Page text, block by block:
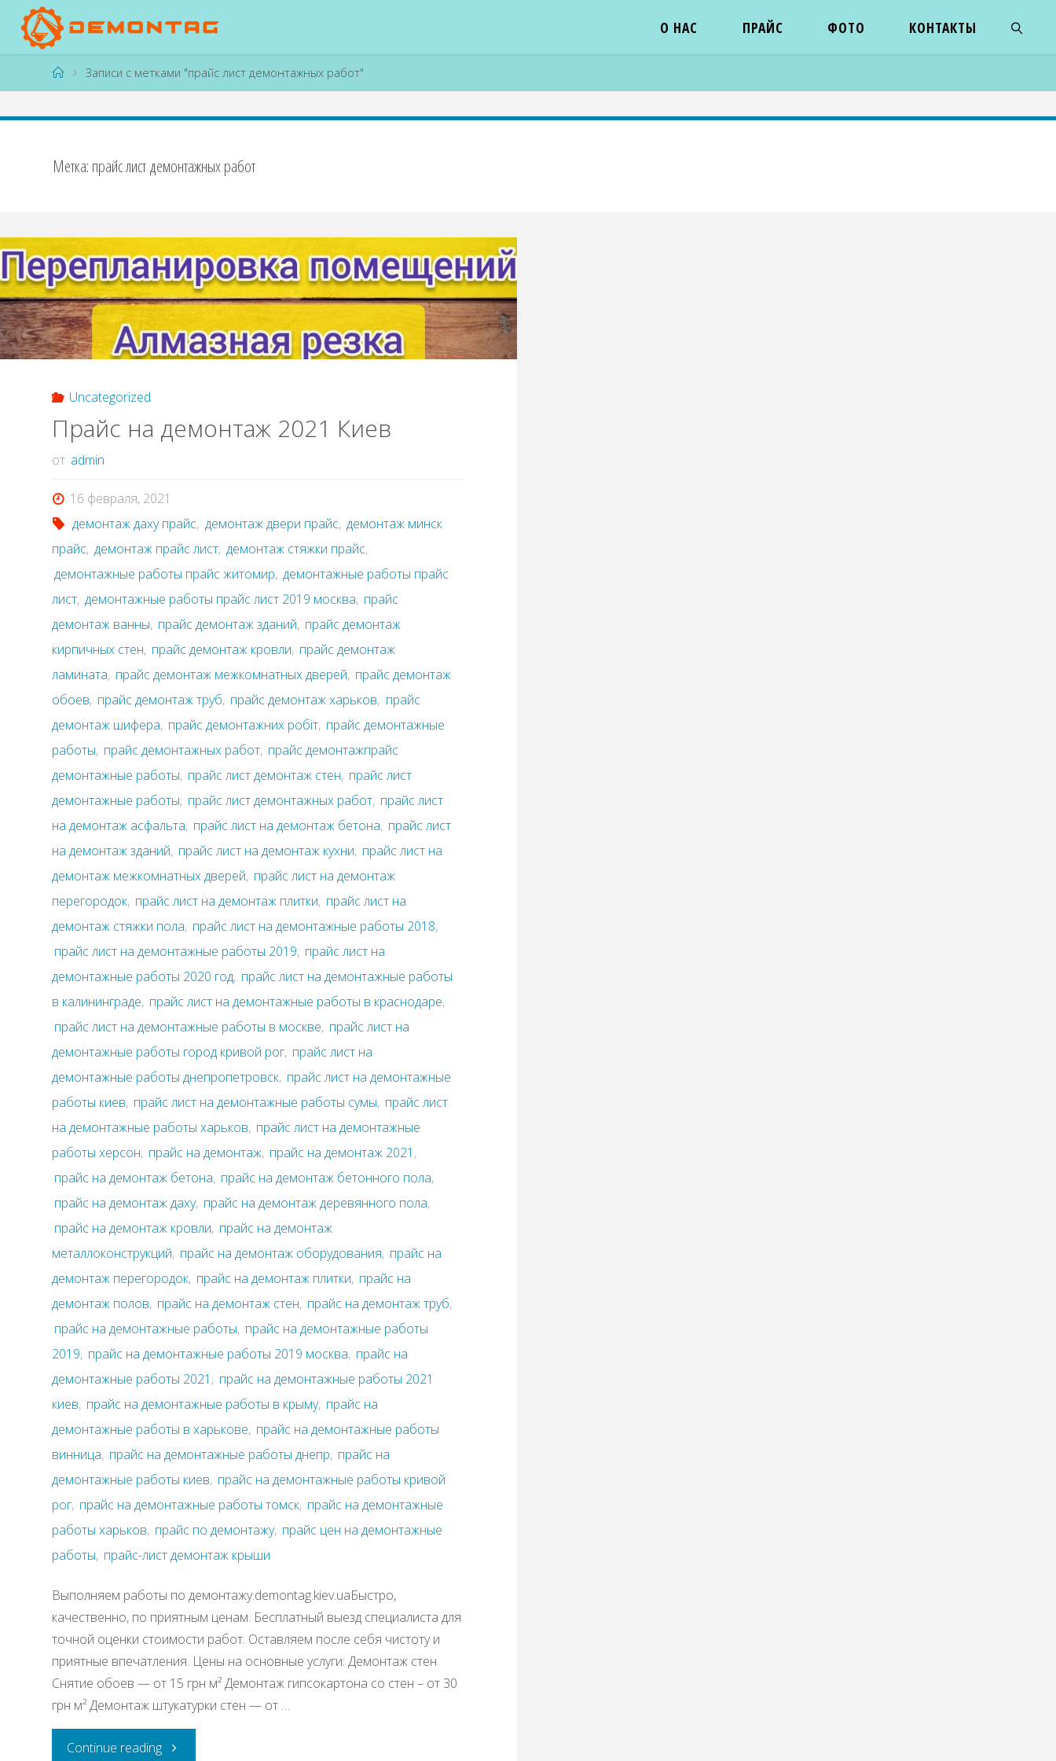
Перейти
содержимому
О НАС ПРАЙС ФОТО КОНТАКТЫ
ГлавнаяЗаписи с метками "прайс лист демонтажных работ"
Метка: прайс лист демонтажных работ
Uncategorized
Прайс на демонтаж 2021 Киев
от admin
16 февраля, 2021
демонтаж даху прайс, демонтаж двери прайс, демонтаж минск
прайс, демонтаж прайс лист, демонтаж стяжки прайс,
демонтажные работы прайс житомир, демонтажные работы прайс
лист, демонтажные работы прайс лист 2019 москва, прайс
демонтаж ванны, прайс демонтаж зданий, прайс демонтаж
кирпичных стен, прайс демонтаж кровли, прайс демонтаж
ламината, прайс демонтаж межкомнатных дверей, прайс демонтаж
обоев, прайс демонтаж труб, прайс демонтаж харьков, прайс
демонтаж шифера, прайс демонтажних робіт, прайс демонтажные
работы, прайс демонтажных работ, прайс демонтажпрайс
демонтажные работы, прайс лист демонтаж стен, прайс лист
демонтажные работы, прайс лист демонтажных работ, прайс лист
на демонтаж асфальта, прайс лист на демонтаж бетона, прайс лист
на демонтаж зданий, прайс лист на демонтаж кухни, прайс лист на
демонтаж межкомнатных дверей, прайс лист на демонтаж
перегородок, прайс лист на демонтаж плитки, прайс лист на
демонтаж стяжки пола, прайс лист на демонтажные работы 2018,
прайс лист на демонтажные работы 2019, прайс лист на
демонтажные работы 2020 год, прайс лист на демонтажные работы
в калининграде, прайс лист на демонтажные работы в краснодаре,
прайс лист на демонтажные работы в москве, прайс лист на
демонтажные работы город кривой рог, прайс лист на
демонтажные работы днепропетровск, прайс лист на демонтажные
работы киев, прайс лист на демонтажные работы сумы, прайс лист
на демонтажные работы харьков, прайс лист на демонтажные
работы херсон, прайс на демонтаж, прайс на демонтаж 2021 ,
прайс на демонтаж бетона, прайс на демонтаж бетонного пола,
прайс на демонтаж даху, прайс на демонтаж деревянного пола,
прайс на демонтаж кровли, прайс на демонтаж
металлоконструкций, прайс на демонтаж оборудования, прайс на
демонтаж перегородок, прайс на демонтаж плитки, прайс на
демонтаж полов, прайс на демонтаж стен, прайс на демонтаж труб,
прайс на демонтажные работы, прайс на демонтажные работы
2019, прайс на демонтажные работы 2019 москва, прайс на
демонтажные работы 2021 , прайс на демонтажные работы 2021
киев, прайс на демонтажные работы в крыму, прайс на
демонтажные работы в харькове, прайс на демонтажные работы
винница, прайс на демонтажные работы днепр, прайс на
демонтажные работы киев, прайс на демонтажные работы кривой
рог, прайс на демонтажные работы томск, прайс на демонтажные
работы харьков, прайс по демонтажу, прайс цен на демонтажные
работы, прайс-лист демонтаж крыши
Выполняем работы по демонтажу.demontag.kiev.uaБыстро,
качественно, по приятным ценам. Бесплатный выезд специалиста для
точной оценки стоимости работ. Оставляем после себя чистоту и
приятные впечатления. Цены на основные услуги: Демонтаж стен
Снятие обоев — от 15 грн м² Демонтаж гипсокартона со стен – от 30
грн м² Демонтаж штукатурки стен — от …
Continue reading"Прайс